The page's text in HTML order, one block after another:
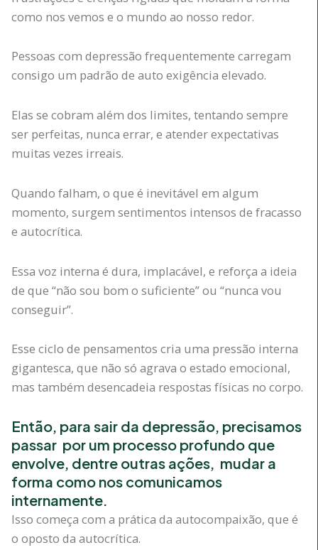
como nos vemos e o mundo ao nosso redor.
Pessoas com depressão frequentemente carregam
consigo um padrão de auto exigência elevado.
Elas se cobram além dos limites, tentando sempre
ser perfeitas, nunca errar, e atender expectativas
muitas vezes irreais.
Quando falham, o que é inevitável em algum
momento, surgem sentimentos intensos de fracasso
e autocrítica.
Essa voz interna é dura, implacável, e reforça a ideia
de que “não sou bom o suficiente” ou “nunca vou
conseguir”.
Esse ciclo de pensamentos cria uma pressão interna
gigantesca, que não só agrava o estado emocional,
mas também desencadeia respostas físicas no corpo.
Então, para sair da depressão, precisamos
passar por um processo profundo que
envolve, dentre outras ações, mudar a
forma como nos comunicamos
internamente.
Isso começa com a prática da autocompaixão, que é
o oposto da autocrítica.